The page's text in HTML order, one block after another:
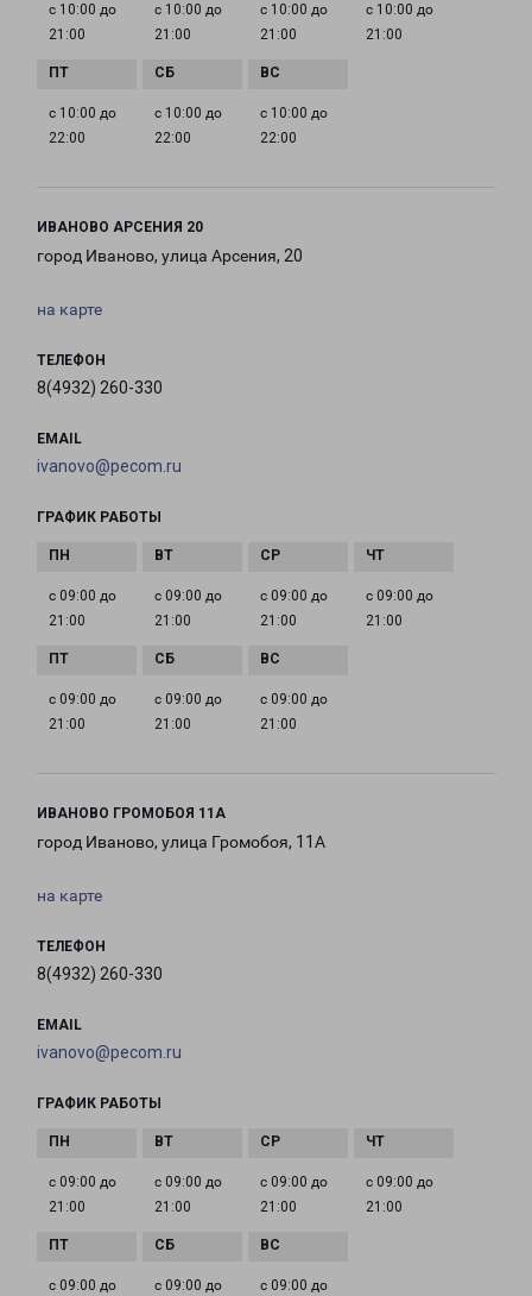
с 10:00 до
21:00
с 10:00 до
21:00
с 10:00 до
21:00
с 10:00 до
21:00
с 10:00 до
22:00
с 10:00 до
22:00
с 10:00 до
22:00
ИВАНОВО АРСЕНИЯ 20
город Иваново, улица Арсения, 20
на карте
ТЕЛЕФОН
8(4932) 260-330
EMAIL
ivanovo@pecom.ru
ГРАФИК РАБОТЫ
с 09:00 до
21:00
с 09:00 до
21:00
с 09:00 до
21:00
с 09:00 до
21:00
с 09:00 до
21:00
с 09:00 до
21:00
с 09:00 до
21:00
ИВАНОВО ГРОМОБОЯ 11А
город Иваново, улица Громобоя, 11А
на карте
ТЕЛЕФОН
8(4932) 260-330
EMAIL
ivanovo@pecom.ru
ГРАФИК РАБОТЫ
с 09:00 до
21:00
с 09:00 до
21:00
с 09:00 до
21:00
с 09:00 до
21:00
с 09:00 до с 09:00 до с 09:00 до